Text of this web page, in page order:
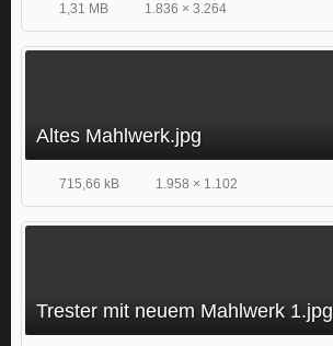
1,31 MB 1.836 × 3.264
Altes Mahlwerk.jpg
715,66 kB 1.958 × 1.102
Trester mit neuem Mahlwerk 1.jpg